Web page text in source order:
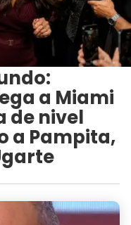
a Miami
de nivel
a Pampita,